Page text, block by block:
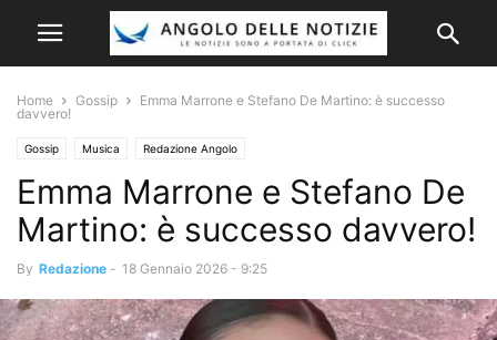
Home Gossip
Emma Marrone e Stefano De Martino: è successo
davvero!
Gossip Musica Redazione Angolo
Emma Marrone e Stefano De
Martino: è successo davvero!
By Redazione - 18 Gennaio 2026 - 9:25